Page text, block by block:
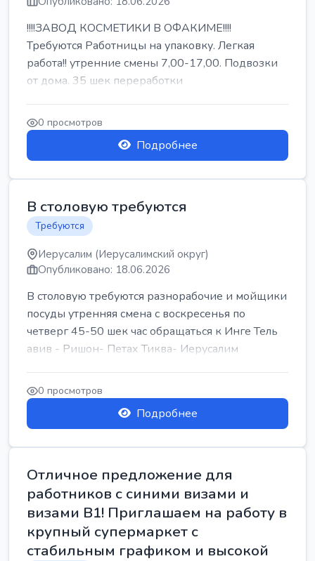
!!!!ЗАВОД КОСМЕТИКИ В ОФАКИМЕ!!!!
Требуются Работницы на упаковку. Легкая
работа!! утренние смены 7,00-17,00. Подвозки
от дома. 35 шек переработки
0 просмотров
Подробнее
В столовую требуются
Требуются
Иерусалим (Иерусалимский округ)
Опубликовано: 18.06.2026
В столовую требуются разнорабочие и мойщики
посуды утренняя смена с воскресенья по
четверг 45-50 шек час обращаться к Инге Тель
авив - Ришон- Петах Тиква- Иерусалим
0 просмотров
Подробнее
Отличное предложение для
работников с синими визами и
визами B1! Приглашаем на работу в
крупный супермаркет с
стабильным графиком и высокой